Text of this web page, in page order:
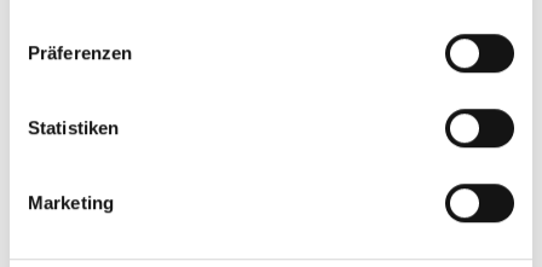
Präferenzen
Statistiken
Marketing